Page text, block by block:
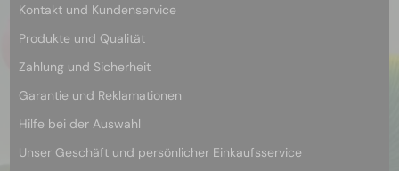
Kontakt und Kundenservice
Produkte und Qualität
Zahlung und Sicherheit
Garantie und Reklamationen
Hilfe bei der Auswahl
Unser Geschäft und persönlicher Einkaufsservice